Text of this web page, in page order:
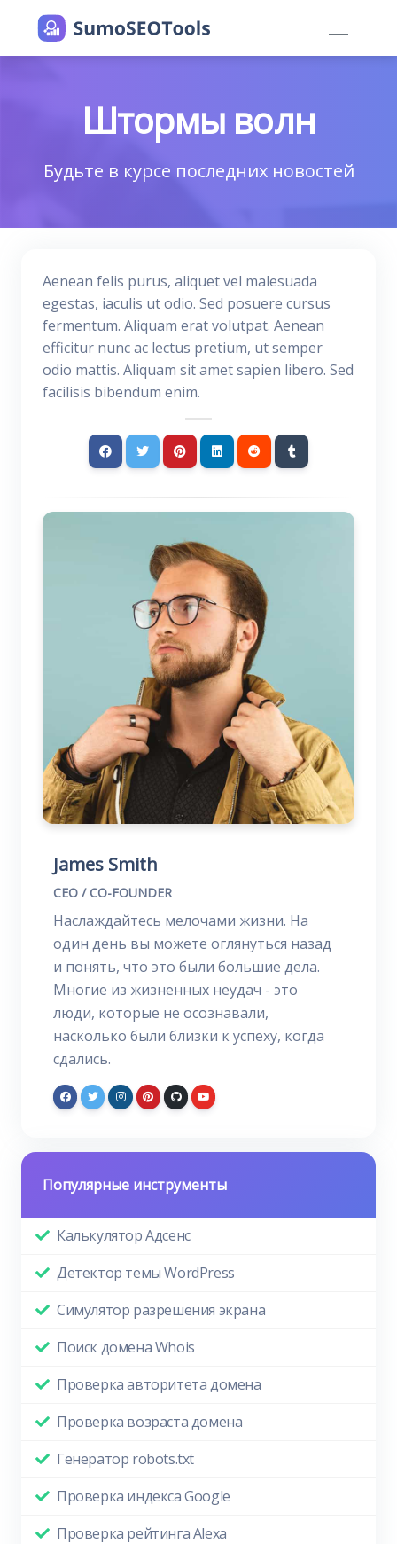
Штормы волн
Будьте в курсе последних новостей
Aenean felis purus, aliquet vel malesuada
egestas, iaculis ut odio. Sed posuere cursus
fermentum. Aliquam erat volutpat. Aenean
efficitur nunc ac lectus pretium, ut semper
odio mattis. Aliquam sit amet sapien libero. Sed
facilisis bibendum enim.
James Smith
CEO / CO-FOUNDER
Наслаждайтесь мелочами жизни. На
один день вы можете оглянуться назад
и понять, что это были большие дела.
Многие из жизненных неудач - это
люди, которые не осознавали,
насколько были близки к успеху, когда
сдались.
Популярные инструменты
Калькулятор Адсенс
Детектор темы WordPress
Симулятор разрешения экрана
Поиск домена Whois
Проверка авторитета домена
Проверка возраста домена
Генератор robots.txt
Проверка индекса Google
Проверка рейтинга Alexa